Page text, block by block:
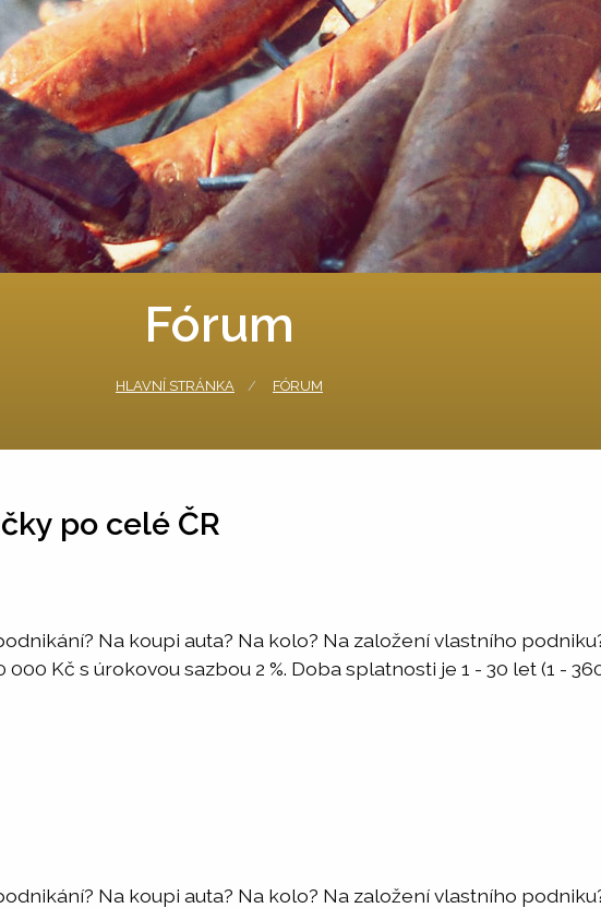
Fórum
HLAVNÍ STRÁNKA FÓRUM
po celé ČR
Na koupi auta? Na kolo? Na založení vlastního
Kč s úrokovou sazbou 2 %. Doba splatnosti je 1 - 30 let (1 -
Na koupi auta? Na kolo? Na založení vlastního